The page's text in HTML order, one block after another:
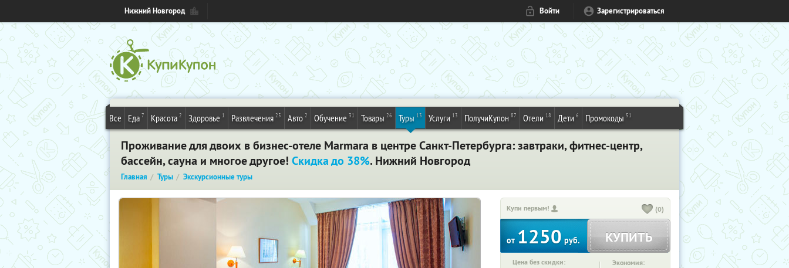
Нижний Новгород Войти Зарегистрироваться
Все Еда 7 Красота 2 Здоровье 1 Развлечения 25 Авто 2 Обучение 31 Товары 26 Туры 13 Услуги 13 ПолучиКупон 87 Отели 18 Дети 6 Промокоды 51
Проживание для двоих в бизнес-отеле Marmara в центре Санкт-Петербурга: завтраки, фитнес-центр,
бассейн, сауна и многое другое! Скидка до 38%. Нижний Новгород
Главная Туры Экскурсионные туры
Купи первым! (0)
от 1250 руб. КУПИТЬ
Цена без скидки: Экономия: